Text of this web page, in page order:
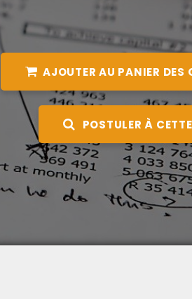
AJOUTER AU PANIER DES
POSTULER À